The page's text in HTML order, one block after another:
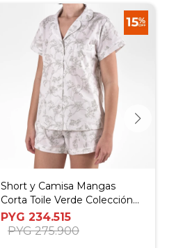
Short y Camisa Mangas
Corta Toile Verde Colección
2025 - P
PYG 234.515
PYG 275.900